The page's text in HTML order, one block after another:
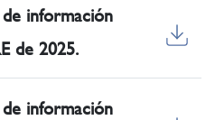
información
de 2025.
información